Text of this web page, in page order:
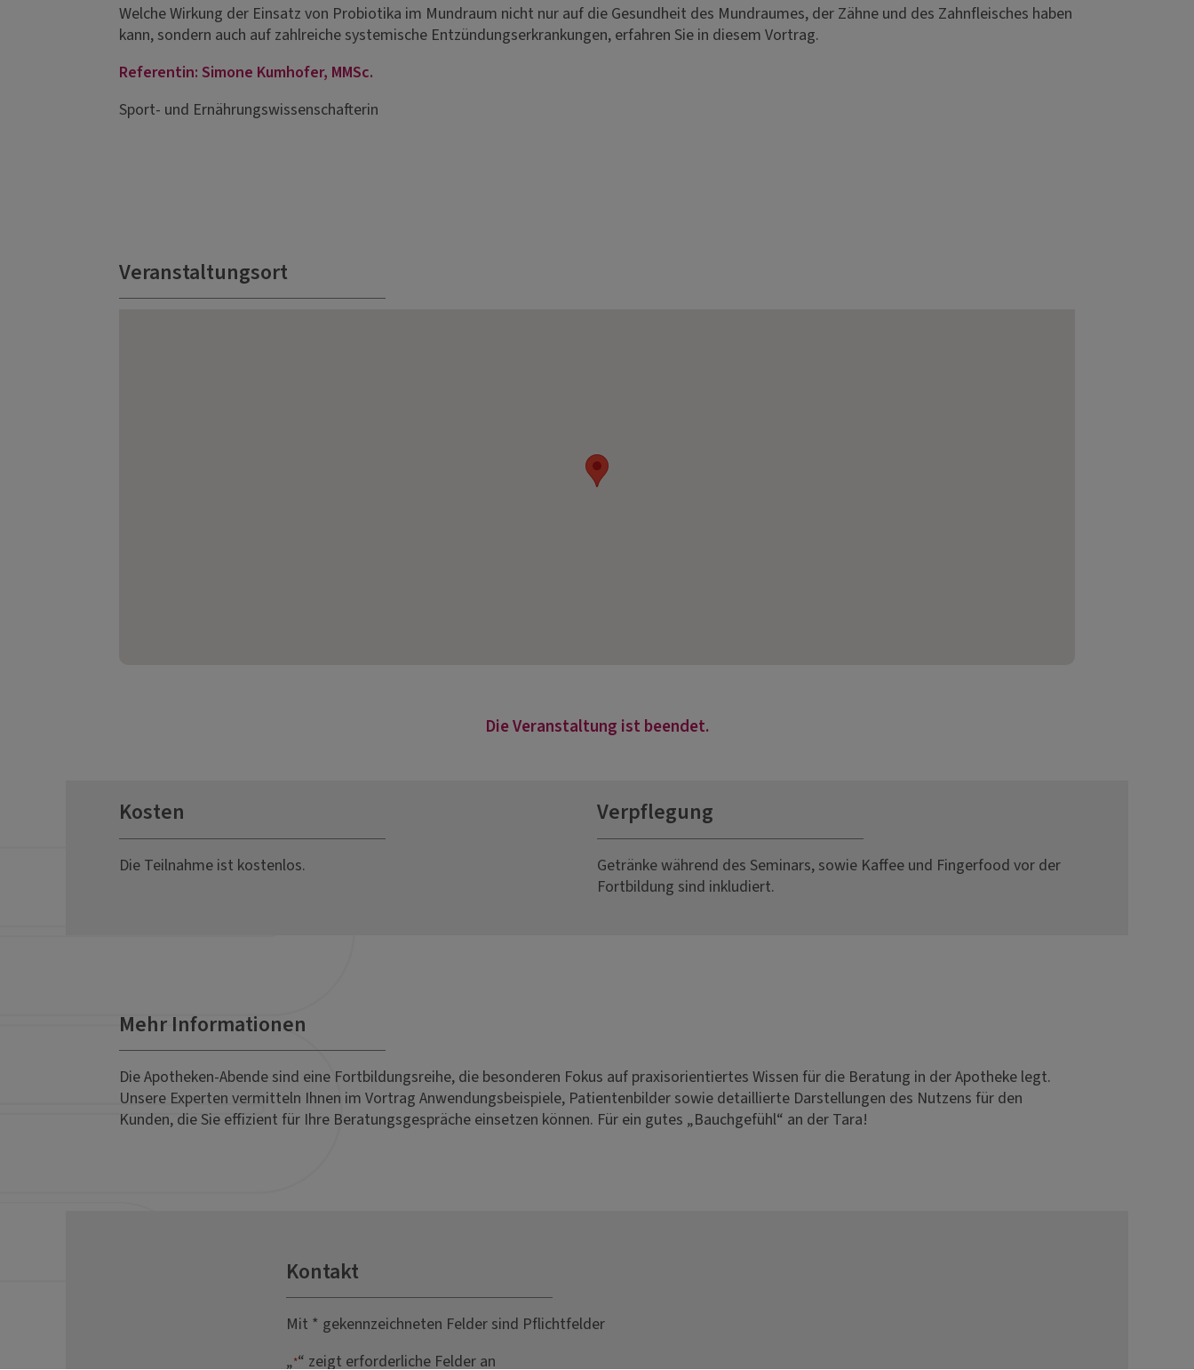
Welche Wirkung der Einsatz von Probiotika im Mundraum nicht nur auf die Gesundheit des Mundraumes, der Zähne und des Zahnfleisches haben
kann, sondern auch auf zahlreiche systemische Entzündungserkrankungen, erfahren Sie in diesem Vortrag.
Referentin: Simone Kumhofer, MMSc.
Sport- und Ernährungswissenschafterin
Veranstaltungsort
Die Veranstaltung ist beendet.
Kosten
Die Teilnahme ist kostenlos.
Verpflegung
Getränke während des Seminars, sowie Kaffee und Fingerfood vor der
Fortbildung sind inkludiert.
Mehr Informationen
Die Apotheken-Abende sind eine Fortbildungsreihe, die besonderen Fokus auf praxisorientiertes Wissen für die Beratung in der Apotheke legt.
Unsere Experten vermitteln Ihnen im Vortrag Anwendungsbeispiele, Patientenbilder sowie detaillierte Darstellungen des Nutzens für den
Kunden, die Sie effizient für Ihre Beratungsgespräche einsetzen können. Für ein gutes „Bauchgefühl“ an der Tara!
Kontakt
Mit * gekennzeichneten Felder sind Pflichtfelder
„*“ zeigt erforderliche Felder an